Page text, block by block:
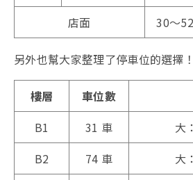
店面 30～
另外也幫大家整理了停車位的選擇！
樓層 車位數
B1
31 車
大
B2
74 車
大